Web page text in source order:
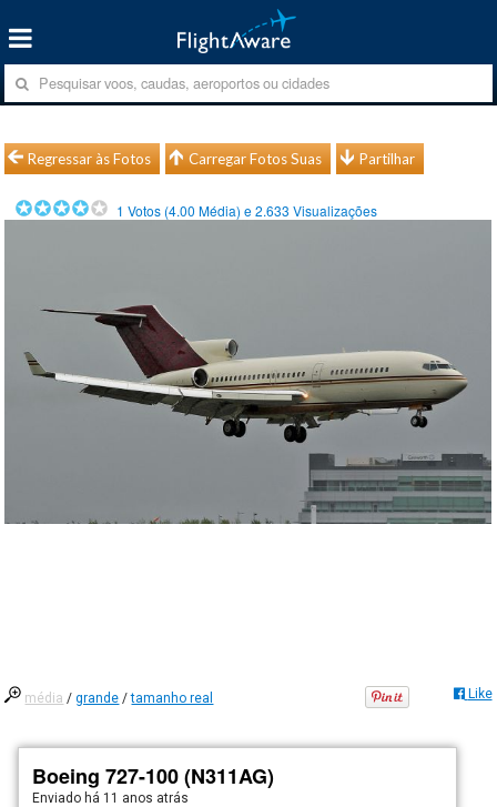
Regressar às Fotos Carregar Fotos Suas Partilhar
1 Votos (4.00 Média) e2.633 Visualizações
média /grande /tamanho real Like
Boeing 727-100 (N311AG)
Enviado há 11 anos atrás